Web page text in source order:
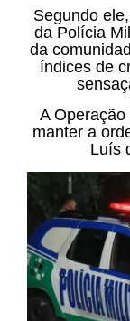
Segundo
da Polícia
da
índices de
A
manter a
Luís